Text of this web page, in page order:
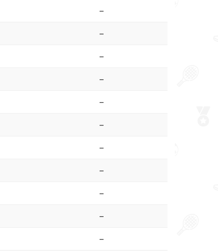
–
–
–
–
–
–
–
–
–
–
–